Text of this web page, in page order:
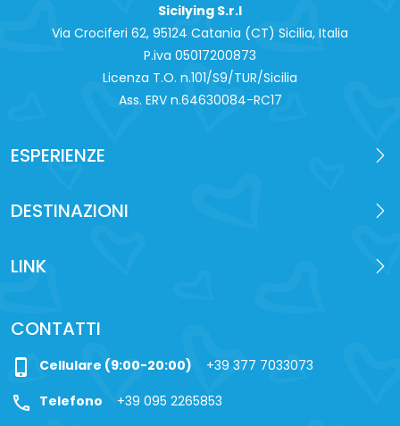
Sicilying S.r.l
Via Crociferi 62, 95124 Catania (CT) Sicilia, Italia
P.iva 0‍5017200873
Licenza T.O. n.101/S9/TUR/Sicilia
Ass. ERV n.64630084-RC17
ESPERIENZE
DESTINAZIONI
LINK
CONTATTI
phone_iphone Cellulare (9:00-20:00) +39 377 7033073
call Telefono +39 095 2265853